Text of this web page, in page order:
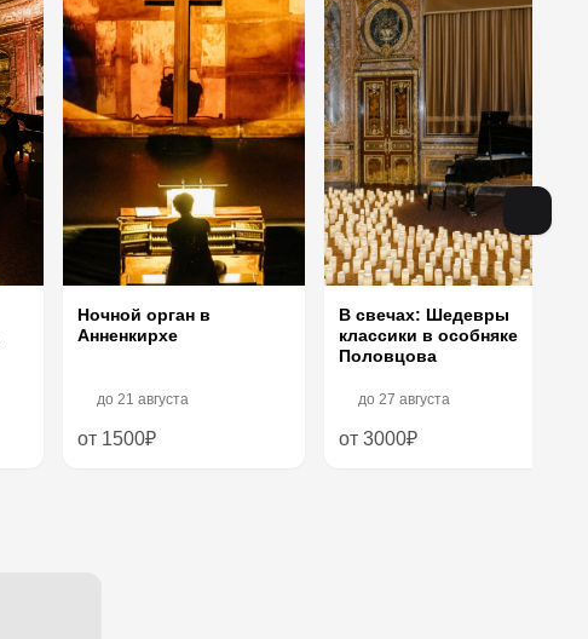
Ночной орган в
Анненкирхе
до 21 августа
от 1500₽
В свечах: Шедевры
классики в особняке
Половцова
до 27 августа
от 3000₽